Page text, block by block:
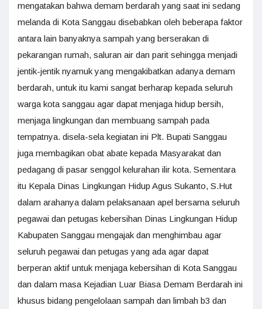
mengatakan bahwa demam berdarah yang saat ini sedang
melanda di Kota Sanggau disebabkan oleh beberapa faktor
antara lain banyaknya sampah yang berserakan di
pekarangan rumah, saluran air dan parit sehingga menjadi
jentik-jentik nyamuk yang mengakibatkan adanya demam
berdarah, untuk itu kami sangat berharap kepada seluruh
warga kota sanggau agar dapat menjaga hidup bersih,
menjaga lingkungan dan membuang sampah pada
tempatnya. disela-sela kegiatan ini Plt. Bupati Sanggau
juga membagikan obat abate kepada Masyarakat dan
pedagang di pasar senggol kelurahan ilir kota. Sementara
itu Kepala Dinas Lingkungan Hidup Agus Sukanto, S.Hut
dalam arahanya dalam pelaksanaan apel bersama seluruh
pegawai dan petugas kebersihan Dinas Lingkungan Hidup
Kabupaten Sanggau mengajak dan menghimbau agar
seluruh pegawai dan petugas yang ada agar dapat
berperan aktif untuk menjaga kebersihan di Kota Sanggau
dan dalam masa Kejadian Luar Biasa Demam Berdarah ini
khusus bidang pengelolaan sampah dan limbah b3 dan